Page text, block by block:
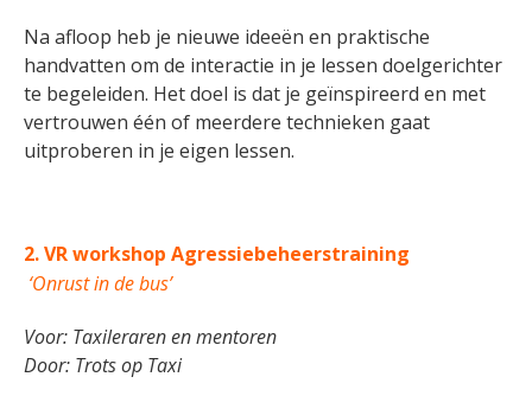
Na afloop heb je nieuwe ideeën en praktische
handvatten om de interactie in je lessen doelgerichter
te begeleiden. Het doel is dat je geïnspireerd en met
vertrouwen één of meerdere technieken gaat
uitproberen in je eigen lessen.
2. VR workshop Agressiebeheerstraining
‘Onrust in de bus’
Voor: Taxileraren en mentoren
Door: Trots op Taxi